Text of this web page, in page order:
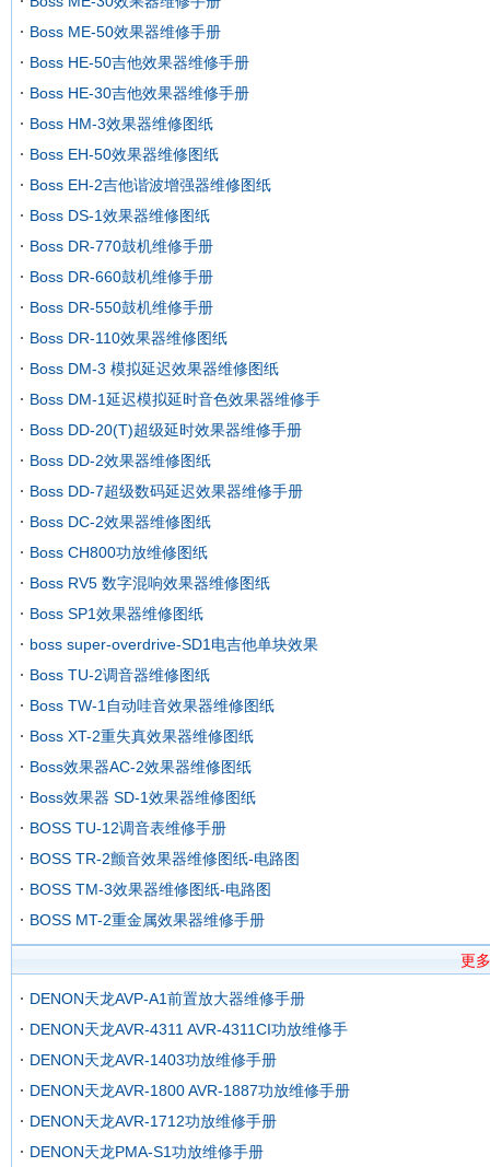
Boss ME-50效果器维修手册
Boss HE-50吉他效果器维修手册
Boss HE-30吉他效果器维修手册
Boss HM-3效果器维修图纸
Boss EH-50效果器维修图纸
Boss EH-2吉他谐波增强器维修图纸
Boss DS-1效果器维修图纸
Boss DR-770鼓机维修手册
Boss DR-660鼓机维修手册
Boss DR-550鼓机维修手册
Boss DR-110效果器维修图纸
Boss DM-3 模拟延迟效果器维修图纸
Boss DM-1延迟模拟延时音色效果器维修手
Boss DD-20(T)超级延时效果器维修手册
Boss DD-2效果器维修图纸
Boss DD-7超级数码延迟效果器维修手册
Boss DC-2效果器维修图纸
Boss CH800功放维修图纸
Boss RV5 数字混响效果器维修图纸
Boss SP1效果器维修图纸
boss super-overdrive-SD1电吉他单块效果
Boss TU-2调音器维修图纸
Boss TW-1自动哇音效果器维修图纸
Boss XT-2重失真效果器维修图纸
Boss效果器AC-2效果器维修图纸
Boss效果器 SD-1效果器维修图纸
BOSS TU-12调音表维修手册
BOSS TR-2颤音效果器维修图纸-电路图
BOSS TM-3效果器维修图纸-电路图
BOSS MT-2重金属效果器维修手册
更多
DENON天龙AVP-A1前置放大器维修手册
DENON天龙AVR-4311 AVR-4311CI功放维修手
DENON天龙AVR-1403功放维修手册
DENON天龙AVR-1800 AVR-1887功放维修手册
DENON天龙AVR-1712功放维修手册
DENON天龙PMA-S1功放维修手册